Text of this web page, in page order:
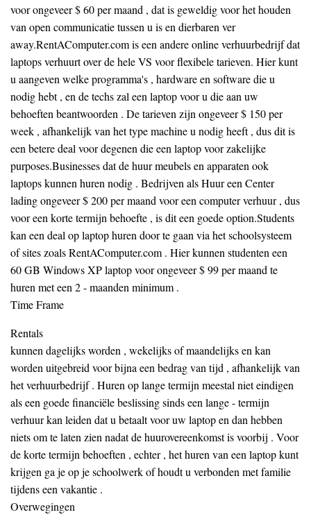
voor ongeveer $ 60 per maand , dat is geweldig voor het houden
van open communicatie tussen u is en dierbaren ver
away.RentAComputer.com is een andere online verhuurbedrijf dat
laptops verhuurt over de hele VS voor flexibele tarieven. Hier kunt
u aangeven welke programma's , hardware en software die u
nodig hebt , en de techs zal een laptop voor u die aan uw
behoeften beantwoorden . De tarieven zijn ongeveer $ 150 per
week , afhankelijk van het type machine u nodig heeft , dus dit is
een betere deal voor degenen die een laptop voor zakelijke
purposes.Businesses dat de huur meubels en apparaten ook
laptops kunnen huren nodig . Bedrijven als Huur een Center
lading ongeveer $ 200 per maand voor een computer verhuur , dus
voor een korte termijn behoefte , is dit een goede option.Students
kan een deal op laptop huren door te gaan via het schoolsysteem
of sites zoals RentAComputer.com . Hier kunnen studenten een
60 GB Windows XP laptop voor ongeveer $ 99 per maand te
huren met een 2 - maanden minimum .
Time Frame
Rentals
kunnen dagelijks worden , wekelijks of maandelijks en kan
worden uitgebreid voor bijna een bedrag van tijd , afhankelijk van
het verhuurbedrijf . Huren op lange termijn meestal niet eindigen
als een goede financiële beslissing sinds een lange - termijn
verhuur kan leiden dat u betaalt voor uw laptop en dan hebben
niets om te laten zien nadat de huurovereenkomst is voorbij . Voor
de korte termijn behoeften , echter , het huren van een laptop kunt
krijgen ga je op je schoolwerk of houdt u verbonden met familie
tijdens een vakantie .
Overwegingen